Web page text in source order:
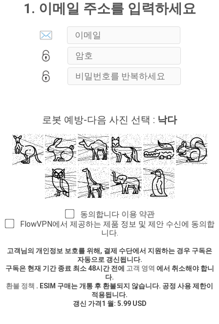
1. 이메일 주소를 입력하세요
로봇 예방-다음 사진 선택 : 낙다
동의합니다 이용 약관
FlowVPN에서 제공하는 제품 정보 및 제안 수신에 동의합
니다.
고객님의 개인정보 보호를 위해, 결제 수단에서 지원하는 경우 구독은
자동으로 갱신됩니다.
구독은 현재 기간 종료 최소 48시간 전에 고객 영역 에서 취소해야 합니
다.
환불 정책 . ESIM 구매는 개통 후 환불되지 않습니다. 공정 사용 제한이
적용됩니다.
갱신 가격1 월: 5.99 USD